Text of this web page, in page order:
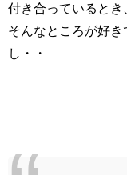
付き合っているとき
そんなところが好
し・・